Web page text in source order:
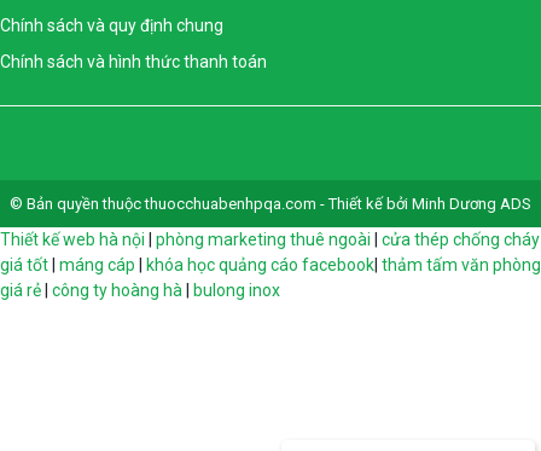
Chính sách và quy định chung
Chính sách và hình thức thanh toán
© Bản quyền thuộc thuocchuabenhpqa.com - Thiết kế bởi Minh Dương ADS
Thiết kế web hà nội phòng marketing thuê ngoài
cửa thép chống cháy
giá tốt máng cáp khóa học quảng cáo facebook thảm tấm văn phòng
giá rẻ công ty hoàng hà bulong inox